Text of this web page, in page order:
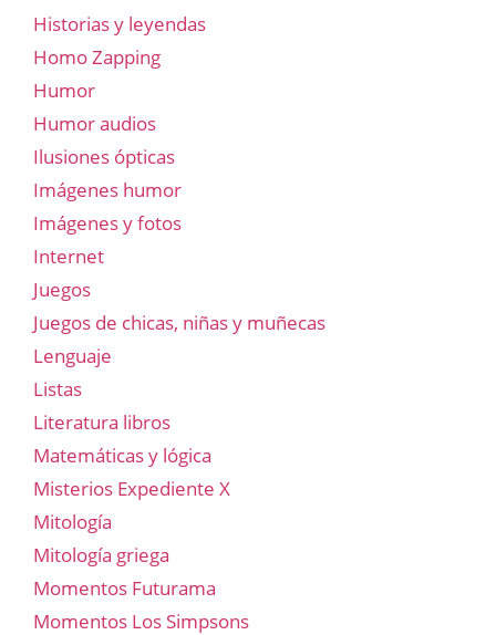
Historias y leyendas
Homo Zapping
Humor
Humor audios
Ilusiones ópticas
Imágenes humor
Imágenes y fotos
Internet
Juegos
Juegos de chicas, niñas y muñecas
Lenguaje
Listas
Literatura libros
Matemáticas y lógica
Misterios Expediente X
Mitología
Mitología griega
Momentos Futurama
Momentos Los Simpsons